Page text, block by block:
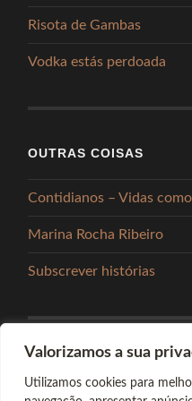
Valorizamos a sua
Utilizamos cookies para
Risota de Gambas
Vodka estás perdoada
OUTRAS COISAS
Contidianos – Vidas
Marina Rocha Ribeiro
Subscrever histórias